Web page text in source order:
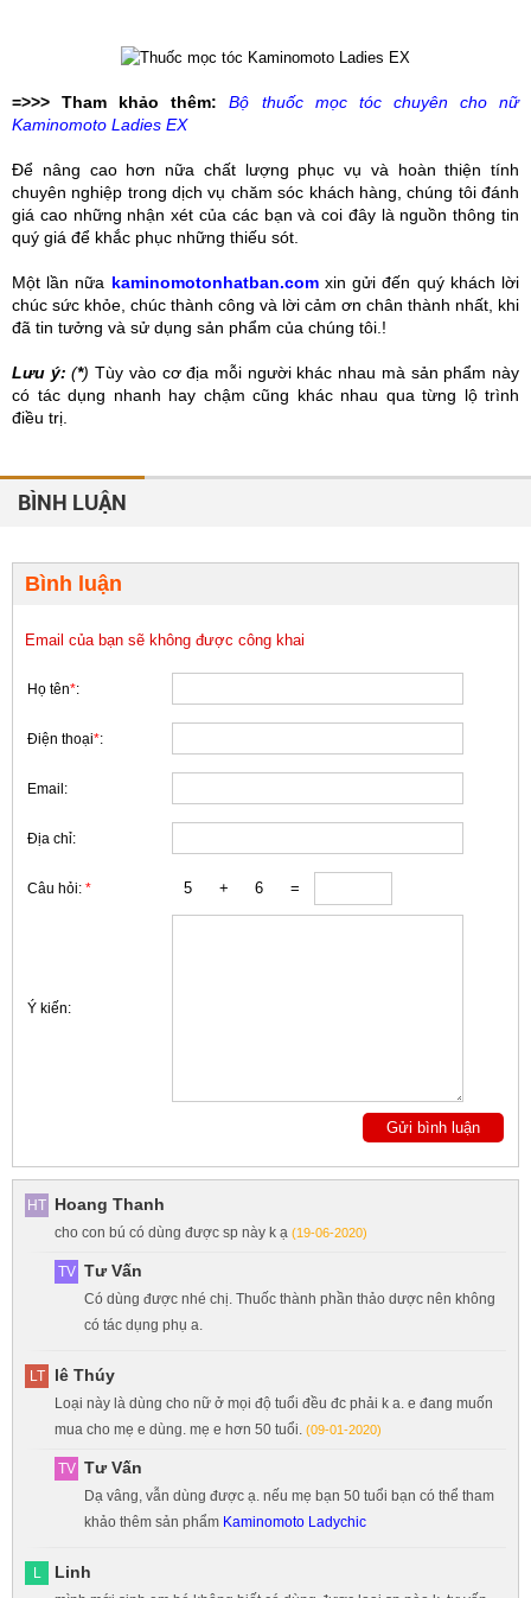
=>>> Tham khảo thêm:Bộ thuốc mọc tóc chuyên cho nữ
Kaminomoto Ladies EX
Để nâng cao hơn nữa chất lượng phục vụ và hoàn thiện tính
chuyên nghiệp trong dịch vụ chăm sóc khách hàng, chúng tôi đánh
giá cao những nhận xét của các bạn và coi đây là nguồn thông tin
quý giá để khắc phục những thiếu sót.
Một lần nữa kaminomotonhatban.comxin gửi đến quý khách lời
chúc sức khỏe, chúc thành công và lời cảm ơn chân thành nhất, khi
đã tin tưởng và sử dụng sản phẩm của chúng tôi.!
Lưu ý: (*) Tùy vào cơ địa mỗi người khác nhau mà sản phẩm này
có tác dụng nhanh hay chậm cũng khác nhau qua từng lộ trình
điều trị.
BÌNH LUẬN
Bình luận
Email của bạn sẽ không được công khai
Họ tên*:
Điện thoại*:
Email:
Địa chỉ:
Câu hỏi: *
Ý kiến:
HT Hoang Thanh
cho con bú có dùng được sp này k ạ (19-06-2020)
TV Tư Vấn
Có dùng được nhé chị. Thuốc thành phần thảo dược nên không
có tác dụng phụ a.
LT Lê Thúy
Loại này là dùng cho nữ ở mọi độ tuổi đều đc phải k a. e đang muốn
mua cho mẹ e dùng. mẹ e hơn 50 tuổi. (09-01-2020)
TV Tư Vấn
Dạ vâng, vẫn dùng được ạ. nếu mẹ bạn 50 tuổi bạn có thể tham
khảo thêm sản phẩm Kaminomoto Ladychic
L Linh